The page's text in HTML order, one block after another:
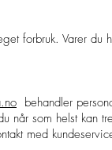
forbruk. Varer du
behandler
når som helst kan
med